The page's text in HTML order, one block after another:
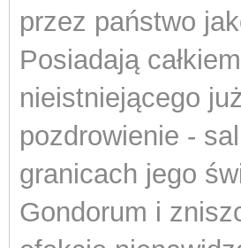
przez państwo
Posiadają
nieistniejącego
pozdrowienie -
granicach jego
Gondorum i